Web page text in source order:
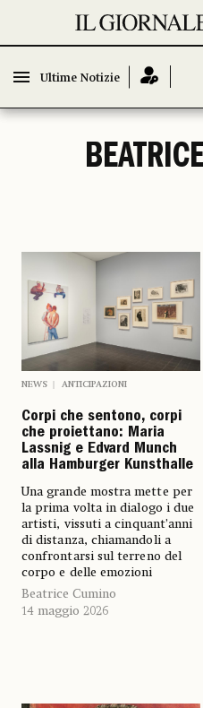
Ultime Notizie
Ultime Notizie
NEWS ANTICIPAZIONI
Corpi che sentono, corpi
che proiettano: Maria
Lassnig e Edvard Munch
alla Hamburger Kunsthalle
Una grande mostra mette per
la prima volta in dialogo i due
artisti, vissuti a cinquant’anni
di distanza, chiamandoli a
confrontarsi sul terreno del
corpo e delle emozioni
Beatrice Cumino
14 maggio 2026